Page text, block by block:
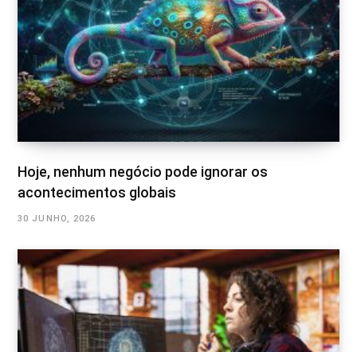
Hoje, nenhum negócio pode ignorar os
acontecimentos globais
30 JUNHO, 2026